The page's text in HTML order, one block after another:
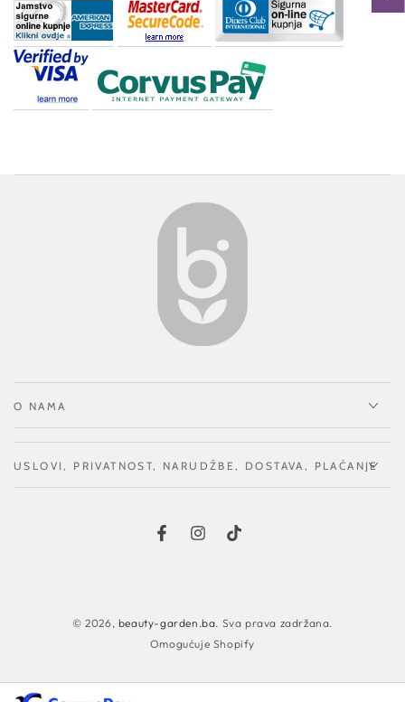
O NAMA
USLOVI, PRIVATNOST, NARUDŽBE, DOSTAVA, PLAĆANJE
© 2026, beauty-garden.ba. Sva prava zadržana.
Omogućuje Shopify
plaćanja